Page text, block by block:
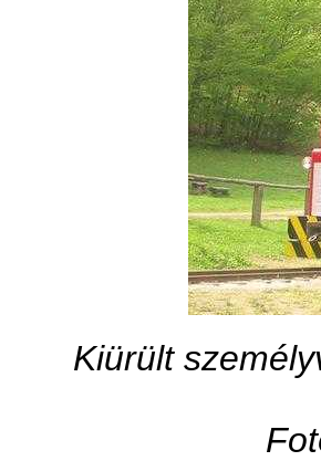
Kiürült